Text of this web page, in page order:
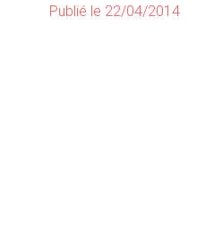
Publié le 22/04/2014